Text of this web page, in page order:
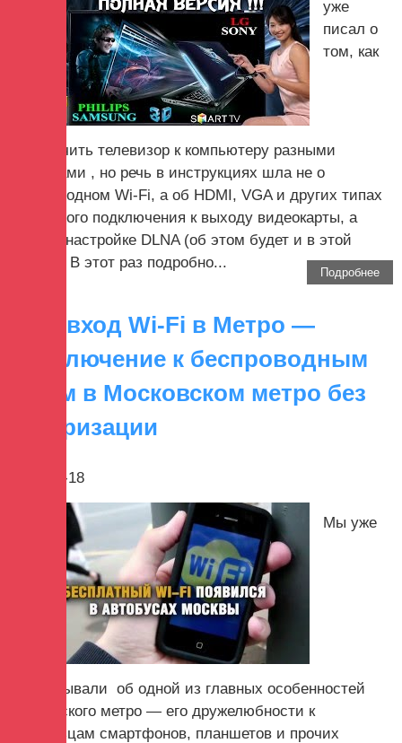
уже
писал о
том, как
подключить телевизор к компьютеру разными
способами , но речь в инструкциях шла не о
беспроводном Wi-Fi, а об HDMI, VGA и других типах
проводного подключения к выходу видеокарты, а
также о настройке DLNA (об этом будет и в этой
статье). В этот раз подробно...
Подробнее
Автовход Wi-Fi в Метро —
подключение к беспроводным
сетям в Московском метро без
авторизации
2017-10-18
Мы уже
рассказывали об одной из главных особенностей
Московского метро — его дружелюбности к
владельцам смартфонов, планшетов и прочих